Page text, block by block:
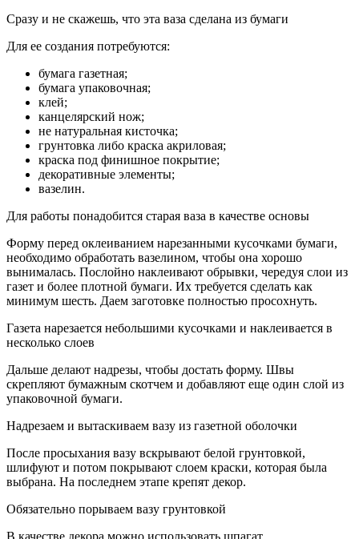
Сразу и не скажешь, что эта ваза сделана из бумаги
Для ее создания потребуются:
бумага газетная;
бумага упаковочная;
клей;
канцелярский нож;
не натуральная кисточка;
грунтовка либо краска акриловая;
краска под финишное покрытие;
декоративные элементы;
вазелин.
Для работы понадобится старая ваза в качестве основы
Форму перед оклеиванием нарезанными кусочками бумаги,
необходимо обработать вазелином, чтобы она хорошо
вынималась. Послойно наклеивают обрывки, чередуя слои из
газет и более плотной бумаги. Их требуется сделать как
минимум шесть. Даем заготовке полностью просохнуть.
Газета нарезается небольшими кусочками и наклеивается в
несколько слоев
Дальше делают надрезы, чтобы достать форму. Швы
скрепляют бумажным скотчем и добавляют еще один слой из
упаковочной бумаги.
Надрезаем и вытаскиваем вазу из газетной оболочки
После просыхания вазу вскрывают белой грунтовкой,
шлифуют и потом покрывают слоем краски, которая была
выбрана. На последнем этапе крепят декор.
Обязательно порываем вазу грунтовкой